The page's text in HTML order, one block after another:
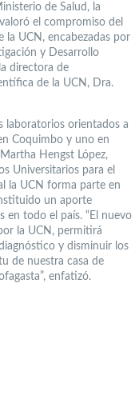
de Salud, la
el compromiso del
la UCN, encabezadas por
y Desarrollo
directora de
de la UCN, Dra.
laboratorios orientados a
Coquimbo y uno en
Hengst López,
Universitarios para el
la UCN forma parte en
un aporte
en todo el país. “El nuevo
la UCN, permitirá
y disminuir los
de nuestra casa de
enfatizó.